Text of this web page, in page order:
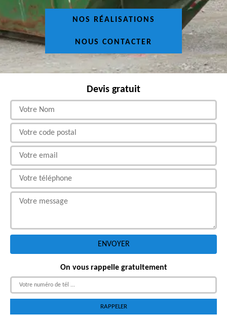
NOS RÉALISATIONS
NOUS CONTACTER
Devis gratuit
On vous rappelle gratuitement